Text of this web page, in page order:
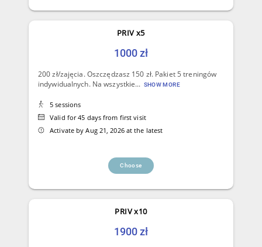
PRIV x5
1000 zł
200 zł/zajęcia. Oszczędzasz 150 zł. Pakiet 5 treningów
indywidualnych. Na wszystkie...
SHOW MORE
5 sessions
Valid for 45 days from first visit
Activate by Aug 21, 2026 at the latest
Choose
PRIV x10
1900 zł